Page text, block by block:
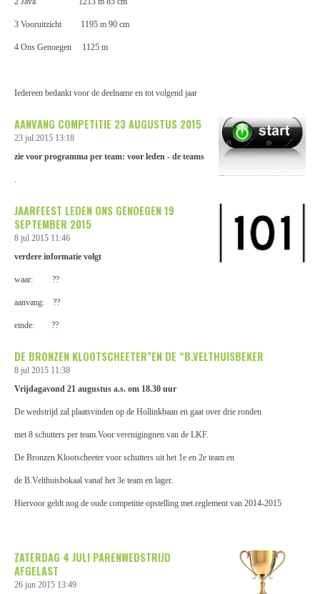
3 Vooruitzicht 1195 m 90 cm
4 Ons Genoegen 1125 m
Iedereen bedankt voor de deelname en tot volgend jaar
AANVANG COMPETITIE 23 AUGUSTUS 2015
23 jul 2015 13:18
zie voor programma per team: voor leden - de teams
.
JAARFEEST LEDEN ONS GENOEGEN 19
SEPTEMBER 2015
8 jul 2015 11:46
verdere informatie volgt
waar: ??
aanvang: ??
einde: ??
DE BRONZEN KLOOTSCHEETER”EN DE “B.VELTHUISBEKER
8 jul 2015 11:38
Vrijdagavond 21 augustus a.s. om 18.30 uur
De wedstrijd zal plaatsvinden op de Hollinkbaan en gaat over drie ronden
met 8 schutters per team.Voor verenigingnen van de LKF.
De Bronzen Klootscheeter voor schutters uit het 1e en 2e team en
de B.Velthuisbokaal vanaf het 3e team en lager.
Hiervoor geldt nog de oude competitie opstelling met reglement van 2014-2015
ZATERDAG 4 JULI PARENWEDSTRIJD
AFGELAST
26 jun 2015 13:49